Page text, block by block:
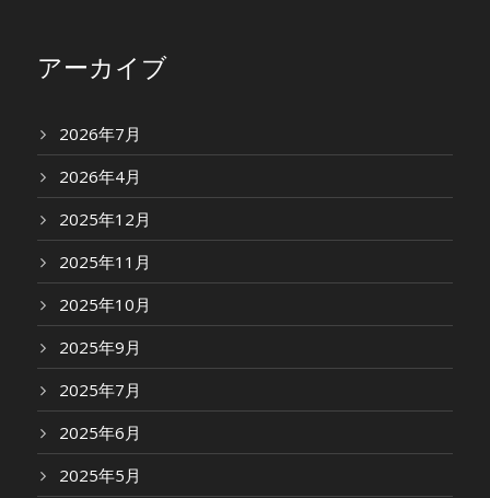
アーカイブ
2026年7月
2026年4月
2025年12月
2025年11月
2025年10月
2025年9月
2025年7月
2025年6月
2025年5月